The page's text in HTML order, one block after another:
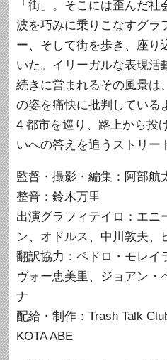
「街」。そこには歪んだ
波を巧みに乗りこなすグラ
ー、そして街を歩き、座り
いた。イリーガルな表現活
続きに営まれるその風景は
の姿を痛快に批判している
4 都市を巡り、路上から投
いへの答えを追うストリー
監督・撮影・編集：阿部航
整音：鈴木万里
出演グラフィテイロ：エニ
ン、オドルス、中川敦夫、
翻訳協力：ペドロ・モレイ
ヴォー恵美里、ジョアン・
ナ
配給・制作：Trash Talk
KOTA ABE